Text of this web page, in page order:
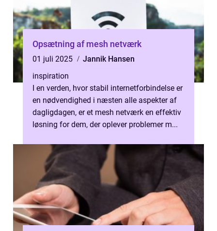
Opsætning af mesh netværk
01 juli 2025
Jannik Hansen
inspiration
I en verden, hvor stabil internetforbindelse er
en nødvendighed i næsten alle aspekter af
dagligdagen, er et mesh netværk en effektiv
løsning for dem, der oplever problemer m...